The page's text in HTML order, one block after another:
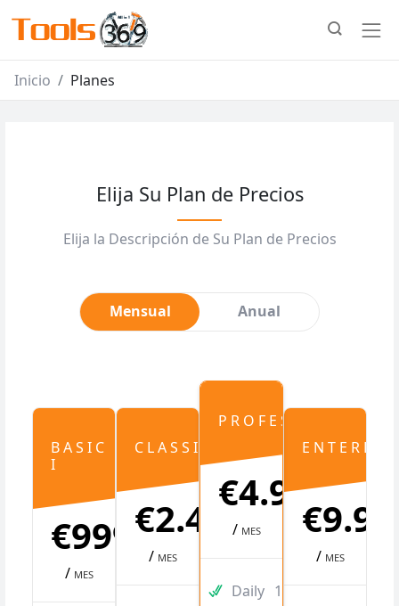
Inicio Planes
Elija Su Plan de Precios
Elija la Descripción de Su Plan de Precios
Mensual Anual
BASIC
I
€999,00
/ MES
CLASSIC
€2.499,00
/ MES
PROFESSIONAL
€4.999,00
/ MES
Daily 100
/ MES